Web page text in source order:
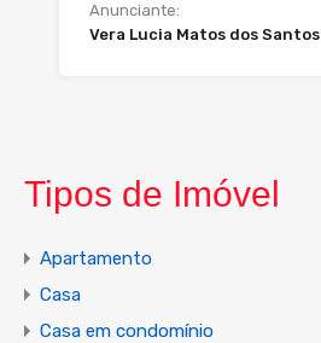
Anunciante:
Vera Lucia Matos dos Santos
Tipos de Imóvel
Apartamento
Casa
Casa em condomínio